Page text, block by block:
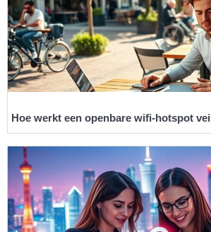
Hoe werkt een openbare wifi-hotspot